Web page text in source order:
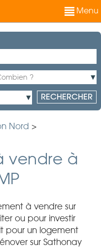
Menu
Nord >
vendre à
à vendre sur
ou pour investir
pour un logement
sur Sathonay